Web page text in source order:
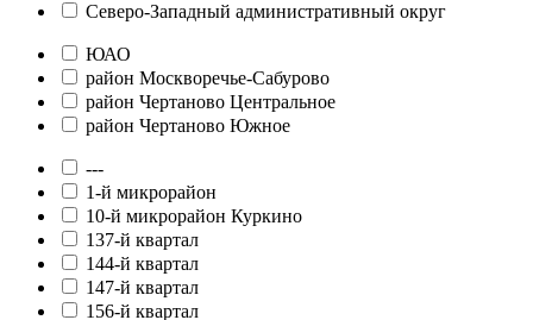
Северо-Западный административный округ
ЮАО
район Москворечье-Сабурово
район Чертаново Центральное
район Чертаново Южное
---
1-й микрорайон
10-й микрорайон Куркино
137-й квартал
144-й квартал
147-й квартал
156-й квартал